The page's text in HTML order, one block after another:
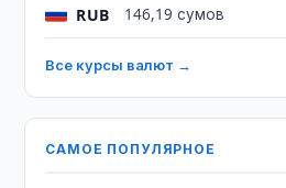
RUB 146,19 сумов
Все курсы валют →
САМОЕ ПОПУЛЯРНОЕ